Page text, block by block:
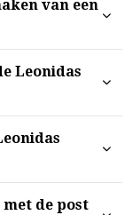
van een
Leonidas
de post